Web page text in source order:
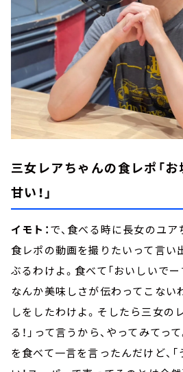
三女レアちゃんの食レポ「
甘い！」
イモト：で、食べる時に長女のユ
食レポの動画を撮りたいって言い
ぶるわけよ。食べて「おいしいでーす
なんか美味しさが伝わってこない
しをしたわけよ。そしたら三女の
る！」って言うから、やってみてっ
を食べて一言を言ったんだけど、